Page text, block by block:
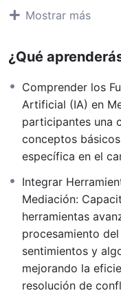
cómo la IA puede
personalización en
la implementación
simulaciones,
casos reales.
Valido como
los
Registro de
Ministerio de
“Los mediadores
actividades de
mediación, al menos
Mostrar más
¿Qué
Comprender los
Artificial (IA) en
participantes una
conceptos
específica en el
Integrar
Mediación:
herramientas
procesamiento
sentimientos y
mejorando la
resolución de